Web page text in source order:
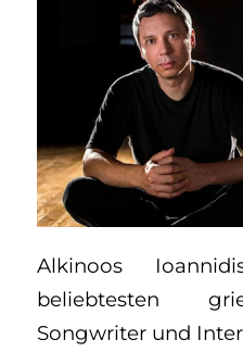
Alkinoos
beliebtesten
Songwriter und